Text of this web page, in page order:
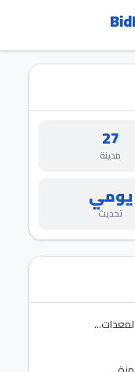
27
مدينة
يومي
تحديث